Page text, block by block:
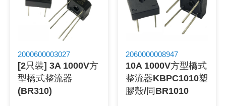
2000600003027
[2只裝] 3A 1000V方
型橋式整流器
(BR310)
2060000008947
10A 1000V方型橋式
整流器KBPC1010塑
膠殼/同BR1010